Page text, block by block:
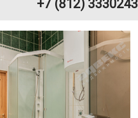
+7 (812) 3330243